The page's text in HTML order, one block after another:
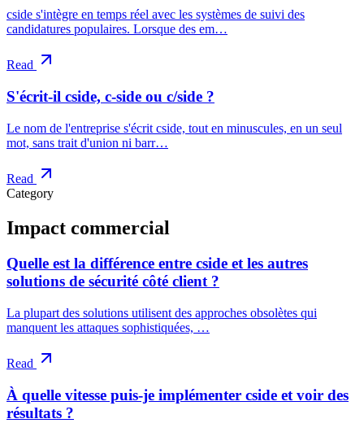
cside s'intègre en temps réel avec les systèmes de suivi des
candidatures populaires. Lorsque des em…
Read
S'écrit-il cside, c-side ou c/side ?
Le nom de l'entreprise s'écrit cside, tout en minuscules, en un seul
mot, sans trait d'union ni barr…
Read
Category
Impact commercial
Quelle est la différence entre cside et les autres
solutions de sécurité côté client ?
La plupart des solutions utilisent des approches obsolètes qui
manquent les attaques sophistiquées, …
Read
À quelle vitesse puis-je implémenter cside et voir des
résultats ?